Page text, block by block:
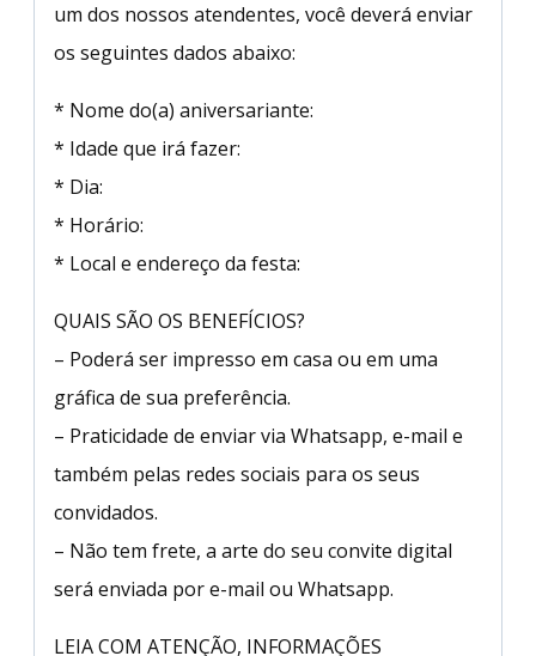
um dos nossos atendentes, você deverá enviar
os seguintes dados abaixo:
* Nome do(a) aniversariante:
* Idade que irá fazer:
* Dia:
* Horário:
* Local e endereço da festa:
QUAIS SÃO OS BENEFÍCIOS?
– Poderá ser impresso em casa ou em uma
gráfica de sua preferência.
– Praticidade de enviar via Whatsapp, e-mail e
também pelas redes sociais para os seus
convidados.
– Não tem frete, a arte do seu convite digital
será enviada por e-mail ou Whatsapp.
LEIA COM ATENÇÃO, INFORMAÇÕES